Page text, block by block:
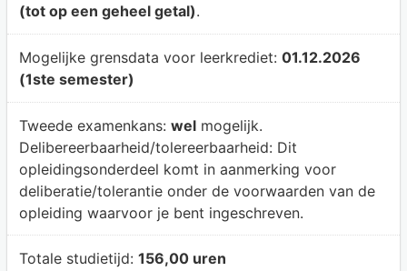
(tot op een geheel getal).
Mogelijke grensdata voor leerkrediet: 01.12.2026
(1ste semester)
Tweede examenkans: welmogelijk.
Delibereerbaarheid/tolereerbaarheid: Dit
opleidingsonderdeel komt in aanmerking voor
deliberatie/tolerantie onder de voorwaarden van de
opleiding waarvoor je bent ingeschreven.
Totale studietijd: 156,00 uren